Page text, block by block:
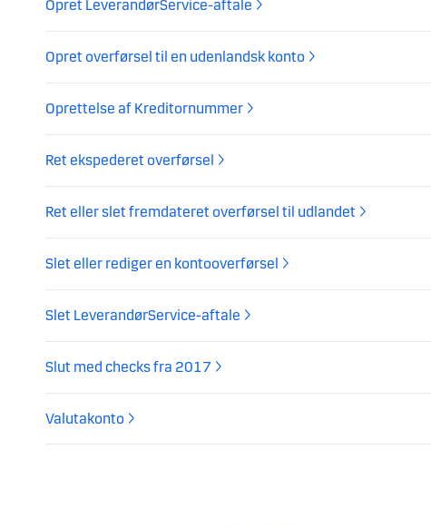
Opret LeverandørService-aftale
Opret overførsel til en udenlandsk konto
Oprettelse af Kreditornummer
Ret ekspederet overførsel
Ret eller slet fremdateret overførsel til udlandet
Slet eller rediger en kontooverførsel
Slet LeverandørService-aftale
Slut med checks fra 2017
Valutakonto